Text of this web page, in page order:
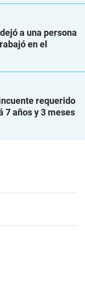
a una persona
en el
requerido
7 años y 3 meses